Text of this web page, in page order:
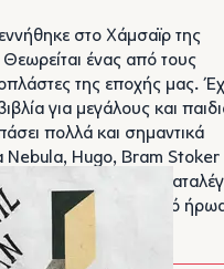
στο Χάμσαϊρ της
ένας από τους
της εποχής μας.
για μεγάλους και
πολλά και σημαντικά
Nebula, Hugo, Bram Stoker
έργα του
Sandman , με κεντρικό